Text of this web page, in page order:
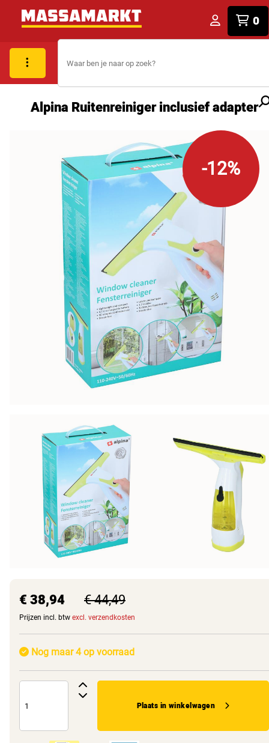
0
Alpina Ruitenreiniger inclusief adapter
-12%
€ 38,94 € 44,49
Prijzen incl. btw excl. verzendkosten
Nog maar 4 op voorraad
Plaats in winkelwagen